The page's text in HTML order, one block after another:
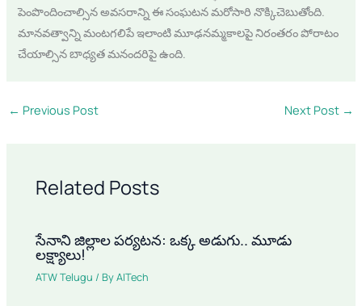
పెంపొందించాల్సిన అవసరాన్ని ఈ సంఘటన మరోసారి నొక్కిచెబుతోంది.
మానవత్వాన్ని మంటగలిపే ఇలాంటి మూఢనమ్మకాలపై నిరంతరం పోరాటం
చేయాల్సిన బాధ్యత మనందరిపై ఉంది.
← Previous Post Next Post →
Related Posts
సేనాని జిల్లాల పర్యటన: ఒక్క అడుగు.. మూడు
లక్ష్యాలు!
ATW Telugu / ByAITech